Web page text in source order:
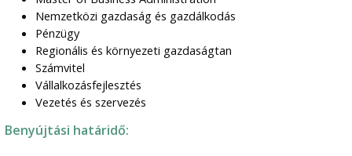
Nemzetközi gazdaság és gazdálkodás
Pénzügy
Regionális és környezeti gazdaságtan
Számvitel
Vállalkozásfejlesztés
Vezetés és szervezés
Benyújtási határidő: